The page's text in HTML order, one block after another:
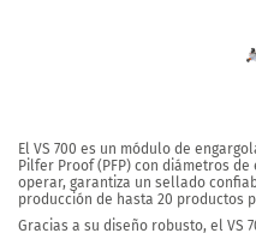
El VS 700 es un módulo de
Pilfer Proof (PFP) con diámetros de
operar, garantiza un sellado
producción de hasta 20 productos
Gracias a su diseño robusto, el VS